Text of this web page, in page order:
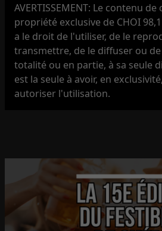
AVERTISSEMENT: Le contenu
propriété exclusive de CHOI
a le droit de l'utiliser, de le
transmettre, de le diffuser ou
totalité ou en partie, à sa seule
est la seule à avoir, en
autoriser l'utilisation.